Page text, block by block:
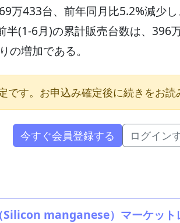
万433台、前年同月比5.2%減少
半(1-6月)の累計販売台数は、396
の増加である。
です。お申込み確定後に続きをお読
今すぐ会員登録する ログイン
Silicon manganese）マーケット